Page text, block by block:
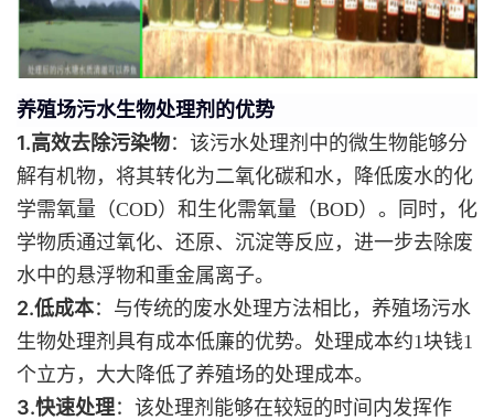
养殖场污水生物处理剂的优势
1.高效去除污染物：该污水处理剂中的微生物能够分
解有机物，将其转化为二氧化碳和水，降低废水的化
学需氧量（COD）和生化需氧量（BOD）。同时，化
学物质通过氧化、还原、沉淀等反应，进一步去除废
水中的悬浮物和重金属离子。
2.低成本：与传统的废水处理方法相比，养殖场污水
生物处理剂具有成本低廉的优势。处理成本约1块钱1
个立方，大大降低了养殖场的处理成本。
3.快速处理：该处理剂能够在较短的时间内发挥作